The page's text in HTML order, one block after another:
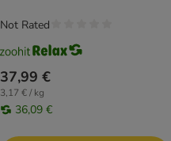
37,99 €
3,17 € / kg
36,09 €
Not Rated